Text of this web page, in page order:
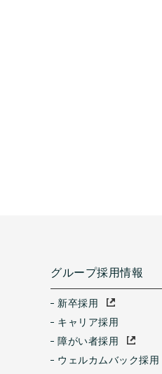
グループ採用情報
新卒採用
キャリア採用
障がい者採用
ウェルカムバック採用